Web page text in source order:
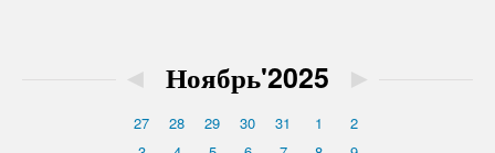
◄ Ноябрь'2025 ►
27 28 29 30 31 1
2